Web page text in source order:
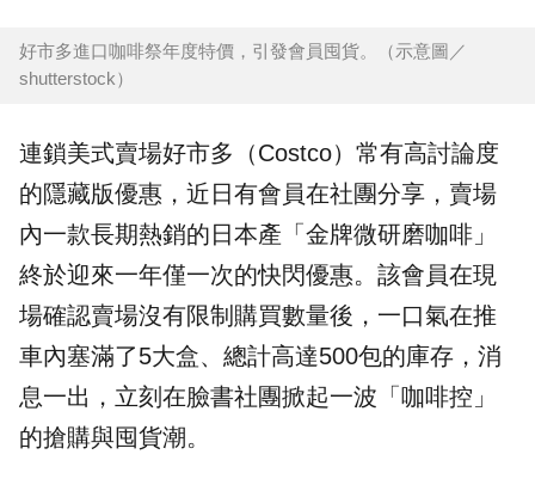
好市多進口咖啡祭年度特價，引發會員囤貨。（示意圖／
shutterstock）
連鎖美式賣場好市多 （Costco）常有高討論度
的隱藏版優惠 ，近日有會員在社團分享，賣場
內一款長期熱銷的日本產「金牌微研磨咖啡 」
終於迎來一年僅一次的快閃優惠。該會員在現
場確認賣場沒有限制購買數量後，一口氣在推
車內塞滿了5大盒、總計高達500包的庫存，消
息一出，立刻在臉書社團掀起一波「咖啡控」
的搶購與囤貨潮。